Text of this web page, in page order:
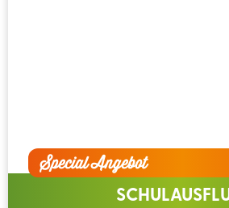
Special Angebot